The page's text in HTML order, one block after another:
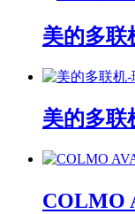
美的多联
美的多联
COLMO